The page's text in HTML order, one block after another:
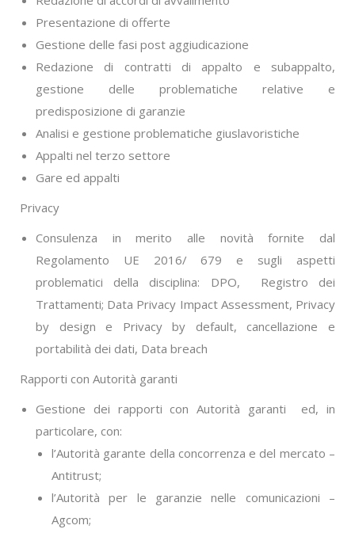
Presentazione di offerte
Gestione delle fasi post aggiudicazione
Redazione di contratti di appalto e subappalto,
gestione delle problematiche relative e
predisposizione di garanzie
Analisi e gestione problematiche giuslavoristiche
Appalti nel terzo settore
Gare ed appalti
Privacy
Consulenza in merito alle novità fornite dal
Regolamento UE 2016/ 679 e sugli aspetti
problematici della disciplina: DPO, Registro dei
Trattamenti; Data Privacy Impact Assessment, Privacy
by design e Privacy by default, cancellazione e
portabilità dei dati, Data breach
Rapporti con Autorità garanti
Gestione dei rapporti con Autorità garanti ed, in
particolare, con:
l’Autorità garante della concorrenza e del mercato –
Antitrust;
l’Autorità per le garanzie nelle comunicazioni –
Agcom;